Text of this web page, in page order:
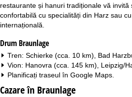
restaurante și hanuri tradiționale vă invită
confortabilă cu specialități din Harz sau
internațională.
Drum Braunlage
Tren: Schierke (cca. 10 km), Bad
Vion: Hanovra (cca. 145 km), Leipzig/
Planificați traseul în Google Maps
Cazare în Braunlage